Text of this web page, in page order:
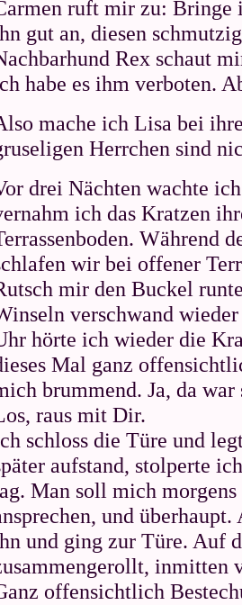
ruft mir zu: Bringe
gut an, diesen
Rex schaut
habe es ihm verboten.
mache ich Lisa bei
Herrchen sind
drei Nächten wachte
ich das Kratzen
Während
wir bei offener
mir den Buckel
verschwand
hörte ich wieder die
Mal ganz
brummend. Ja, da war
raus mit Dir.
schloss die Türe und
aufstand, stolperte
Man soll mich
und
und ging zur Türe. Auf
inmitten
offensichtlich